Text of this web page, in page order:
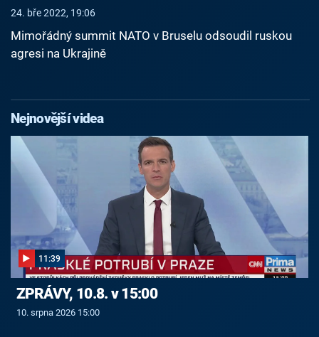
24. bře 2022, 19:06
Mimořádný summit NATO v Bruselu odsoudil ruskou
agresi na Ukrajině
Nejnovější videa
11:39
ZPRÁVY, 10.8. v 15:00
10. srpna 2026 15:00